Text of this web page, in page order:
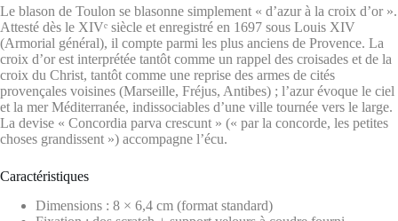
Le blason de Toulon se blasonne simplement « d’azur à la croix d’or ».
Attesté dès le XIVᵉ siècle et enregistré en 1697 sous Louis XIV
(Armorial général), il compte parmi les plus anciens de Provence. La
croix d’or est interprétée tantôt comme un rappel des croisades et de la
croix du Christ, tantôt comme une reprise des armes de cités
provençales voisines (Marseille, Fréjus, Antibes) ; l’azur évoque le ciel
et la mer Méditerranée, indissociables d’une ville tournée vers le large.
La devise « Concordia parva crescunt » (« par la concorde, les petites
choses grandissent ») accompagne l’écu.
Caractéristiques
Dimensions : 8 × 6,4 cm (format standard)